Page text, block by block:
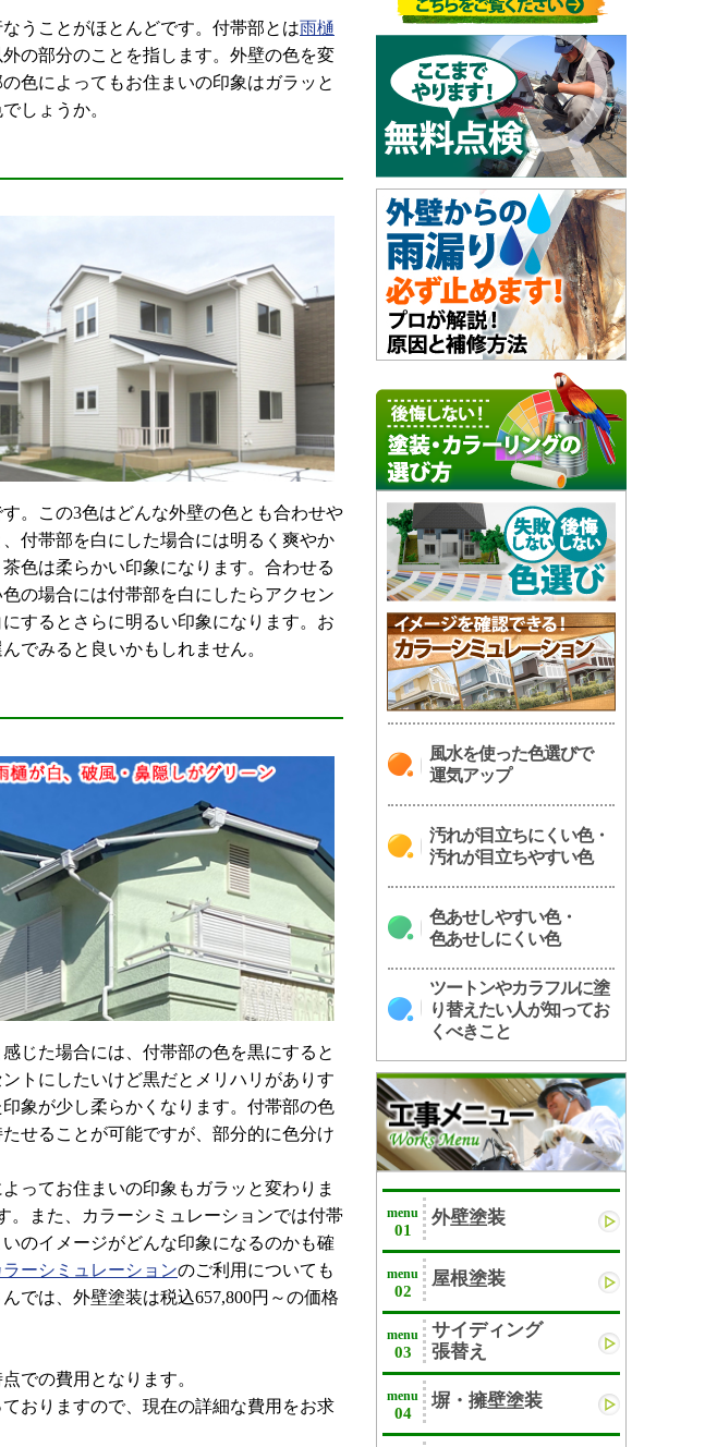
うことがほとんどです。付帯部とは雨樋
の部分のことを指します。外壁の色を変
色によってもお住まいの印象はガラッと
しょうか。
。この3色はどんな外壁の色とも合わせや
付帯部を白にした場合には明るく爽やか
色は柔らかい印象になります。合わせる
の場合には付帯部を白にしたらアクセン
するとさらに明るい印象になります。お
でみると良いかもしれません。
じた場合には、付帯部の色を黒にすると
トにしたいけど黒だとメリハリがありす
象が少し柔らかくなります。付帯部の色
せることが可能ですが、部分的に色分け
ってお住まいの印象もガラッと変わりま
。また、カラーシミュレーションでは付帯
のイメージがどんな印象になるのかも確
ラーシミュレーションのご利用についても
では、外壁塗装は税込657,800円～の価格
での費用となります。
おりますので、現在の詳細な費用をお求
風水を使った色選びで
運気アップ
汚れが目立ちにくい色・
汚れが目立ちやすい色
色あせしやすい色・
色あせしにくい色
ツートンやカラフルに塗
り替えたい人が知ってお
くべきこと
menu
01
外壁塗装
menu
02
屋根塗装
menu
03
サイディング
張替え
menu
04
塀・擁壁塗装